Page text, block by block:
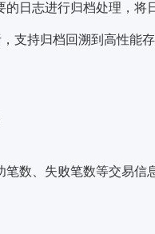
日志进行归档处理，将
支持归档回溯到高性能
数、失败笔数等交易信